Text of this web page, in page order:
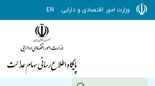
وزارت امور اقتصادی و دارایی EN